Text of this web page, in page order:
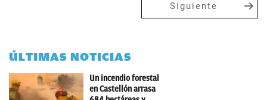
Siguiente
ÚLTIMAS NOTICIAS
Un incendio forestal
en Castellón arrasa